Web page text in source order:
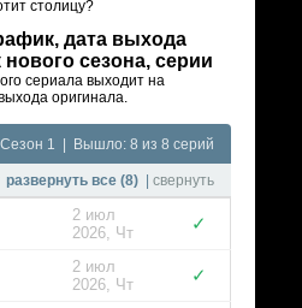
столицу?
дата выхода
сезона, серии
сериала выходит на
оригинала.
Сезон 1 | Вышло: 8 из 8 серий
развернуть все (8) | свернуть
2 июл
2026, Чт
✓
2 июл
2026, Чт
✓